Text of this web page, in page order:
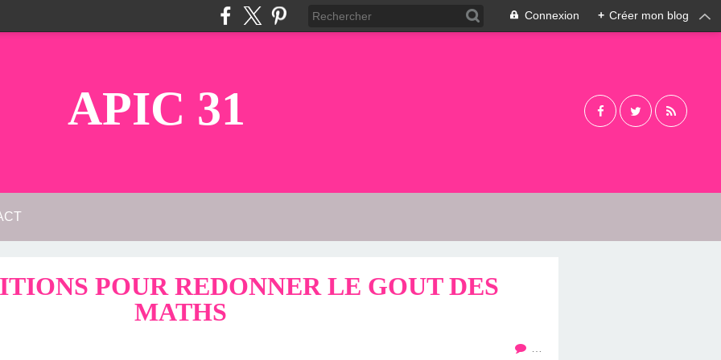
Connexion + Créer mon blog
APIC 31
POUR REDONNER LE GOUT DES
MATHS
…